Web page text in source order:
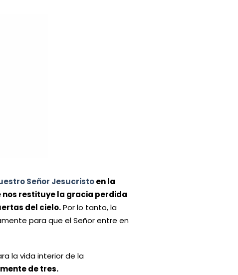
Señor Jesucristoen la
nos restituye la gracia perdida
del cielo.Por lo tanto, la
para que el Señor entre en
la vida interior de la
de tres.